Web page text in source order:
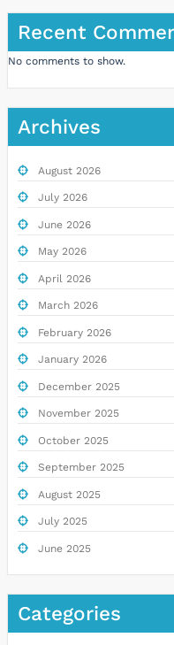
Recent
No comments to show.
Archives
August 2026
July 2026
June 2026
May 2026
April 2026
March 2026
February 2026
January 2026
December 2025
November 2025
October 2025
September 2025
August 2025
July 2025
June 2025
Categories